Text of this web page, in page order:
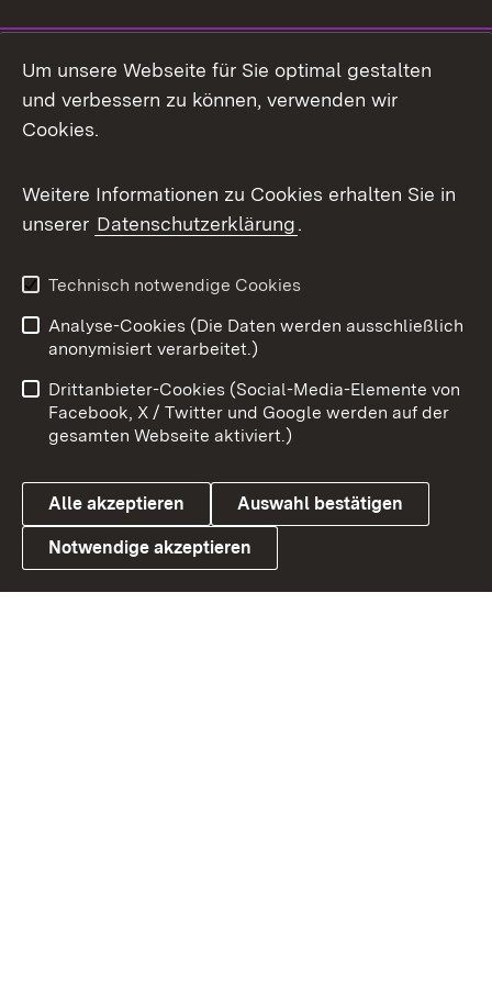
Facebook
X / Twitter
Youtube
Link zum Landesportal
Impressum
Kontakt
Barrierefreiheit
Datenschutz
Cookies
Um unsere Webseite für Sie optimal gestalten
und verbessern zu können, verwenden wir
Cookies.
Weitere Informationen zu Cookies erhalten Sie in
unserer Datenschutzerklärung.
Technisch notwendige Cookies
Analyse-Cookies (Die Daten werden ausschließlich
anonymisiert verarbeitet.)
Drittanbieter-Cookies (Social-Media-Elemente von
Facebook, X / Twitter und Google werden auf der
gesamten Webseite aktiviert.)
Alle akzeptieren Auswahl bestätigen
Notwendige akzeptieren